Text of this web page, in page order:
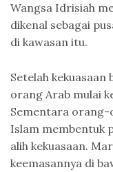
Wangsa Idrisiah
dikenal sebagai
di kawasan itu.
Setelah
orang Arab mulai
Sementara orang-
Islam membentuk
alih kekuasaan.
keemasannya di